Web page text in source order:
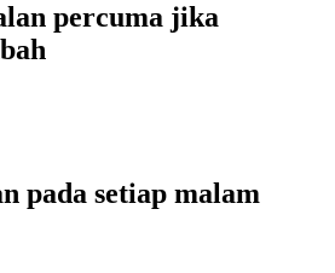
percuma jika
pada setiap malam